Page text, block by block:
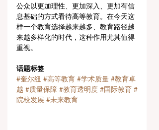
公众以更加理性、更加深入、更加有信
息基础的方式看待高等教育。在今天这
样一个教育选择越来越多、教育路径越
来越多样化的时代，这种作用尤其值得
重视。
话题标签
#奎尔纽 #高等教育 #学术质量 #教育卓
越 #质量保障 #教育透明度 #国际教育 #
院校发展 #未来教育